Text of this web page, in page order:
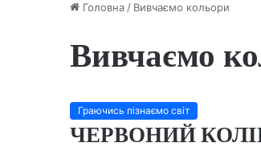
Головна / Вивчаємо кольори
Вивчаємо
Граючись пізнаємо світ
ЧЕРВОНИЙ